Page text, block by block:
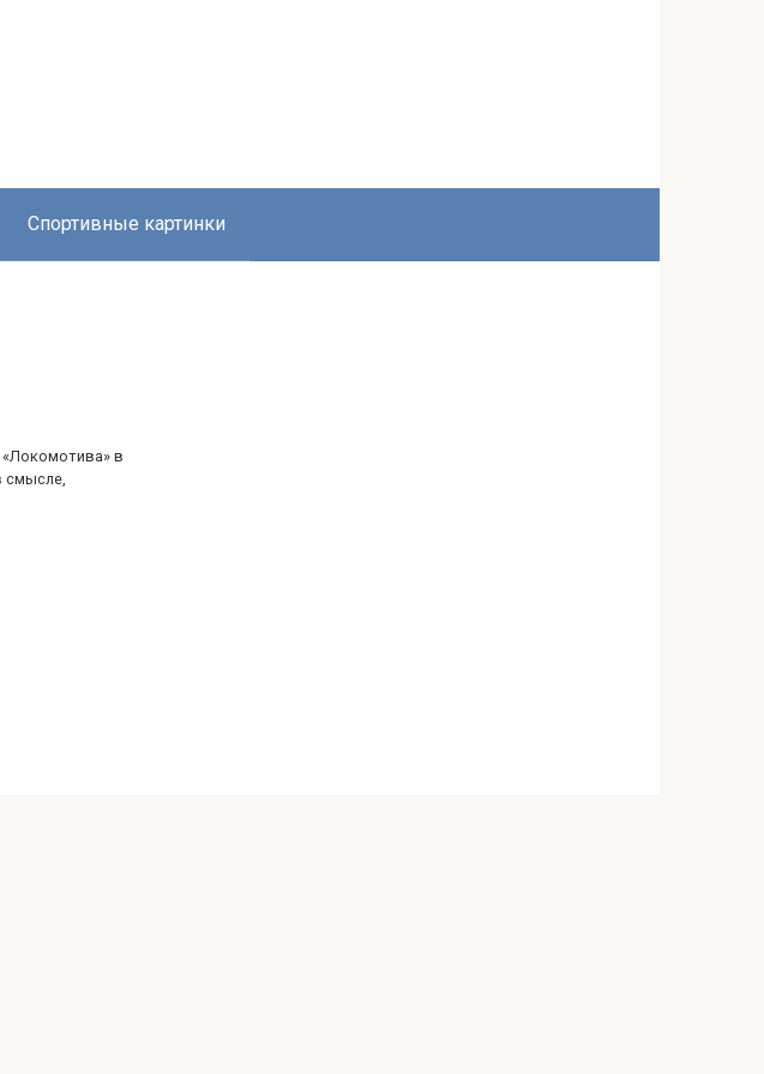
Спортивные картинки
в
смысле,